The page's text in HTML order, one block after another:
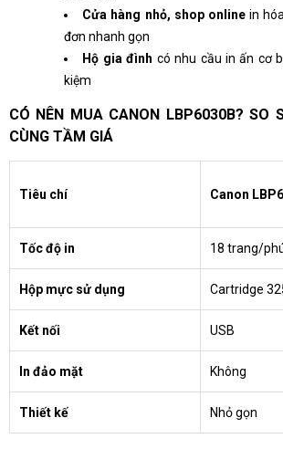
Cửa hàng nhỏ, shop onlinein
đơn nhanh gọn
Hộ gia đình có nhu cầu in ấn cơ
kiệm
CÓ NÊN MUA CANON LBP6030B? SO
CÙNG TẦM GIÁ
Tiêu chí Canon
Tốc độ in 18 trang/
Hộp mực sử dụng Cartridge
Kết nối USB
In đảo mặt Không
Thiết kế Nhỏ gọn